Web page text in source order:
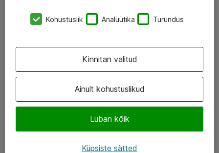
Järvevana tee 7b, 10112 Tallinn
Facebook
Kohustuslik Analüütika Turundus
Ainult kohustuslikud
Luban kõik
Kinnitan valitud
Küpsiste sätted